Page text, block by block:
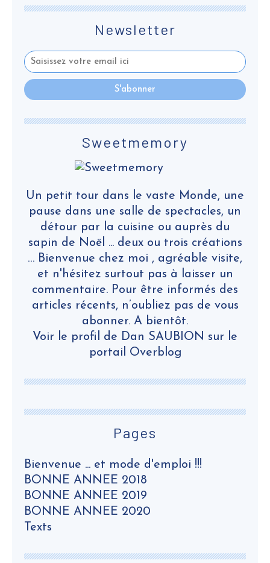
Newsletter
Pages
Bienvenue ... et mode d'emploi !!!
BONNE ANNEE 2018
BONNE ANNEE 2019
BONNE ANNEE 2020
Texts
Sweetmemory
Un petit tour dans le vaste Monde, une
pause dans une salle de spectacles, un
détour par la cuisine ou auprès du
sapin de Noël ... deux ou trois créations
… Bienvenue chez moi , agréable visite,
et n'hésitez surtout pas à laisser un
commentaire. Pour être informés des
articles récents, n’oubliez pas de vous
abonner. A bientôt.
Voir le profil de Dan SAUBION sur le
portail Overblog